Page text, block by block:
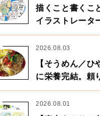
描くこと書くこ
イラストレータ
ん×漫画家・鶴
2026.08.03
【そうめん／
に栄養完結。頼
ワー麺
2026.08.01